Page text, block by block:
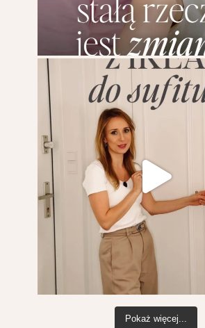
Pokaż więcej...